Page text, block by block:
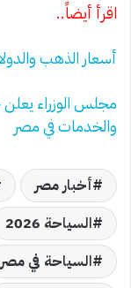
اقرأ أيضاً..
أسعار الذهب
مجلس الوزراء
والخدمات في مصر
أخبار مصر
السياحة 2026
السياحة في مصر